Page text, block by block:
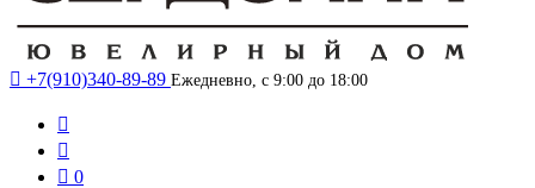
 +7(910)340-89-89 Ежедневно, с 9:00 до 18:00


 0